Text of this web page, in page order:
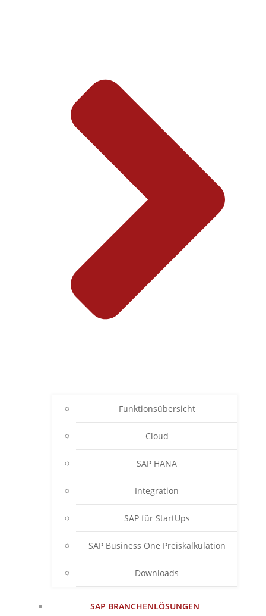
Funktionsübersicht
Cloud
SAP HANA
Integration
SAP für StartUps
SAP Business One Preiskalkulation
Downloads
SAP BRANCHENLÖSUNGEN